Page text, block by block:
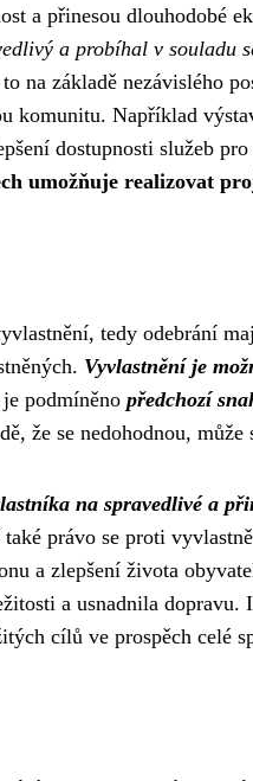
a přinesou dlouhodobé
a probíhal v souladu
na základě nezávislého
komunitu. Například
dostupnosti služeb pro
umožňuje realizovat
tedy odebrání
Vyvlastnění je
podmíněno předchozí
že se nedohodnou,
na spravedlivé a
právo se proti
a zlepšení života
a usnadnila
cílů ve prospěch celé